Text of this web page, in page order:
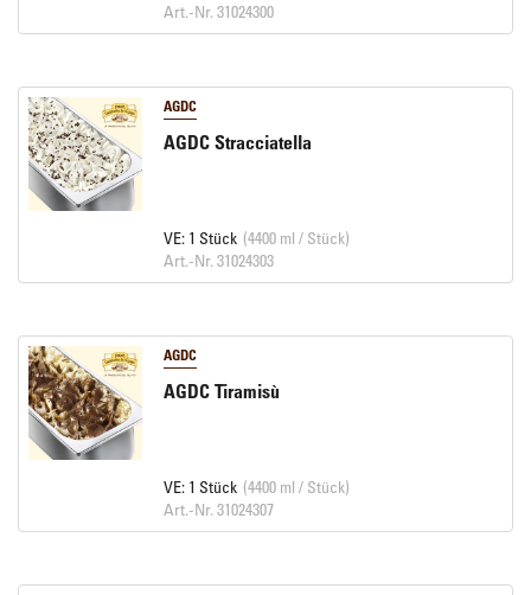
Art.-Nr. 31024300
AGDC
AGDC Stracciatella
VE: 1 Stück (4400 ml / Stück)
Art.-Nr. 31024303
AGDC
AGDC Tiramisù
VE: 1 Stück (4400 ml / Stück)
Art.-Nr. 31024307